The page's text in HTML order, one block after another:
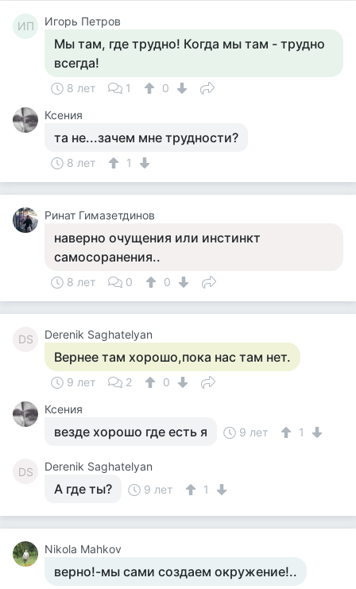
ИП Игорь Петров
Мы там, где трудно! Когда мы там - трудно
всегда!
8 лет 1
0
Ксения
та не...зачем мне трудности?
8 лет 1
Ринат Гимазетдинов
наверно очущения или инстинкт
самосоранения..
8 лет 0 0
DS Derenik Saghatelyan
Вернее там хорошо,пока нас там нет.
9 лет 2
0
Ксения
везде хорошо где есть я 9 лет 1
DS Derenik Saghatelyan
А где ты? 9 лет 1
Nikola Mahkov
верно!-мы сами создаем окружение!..